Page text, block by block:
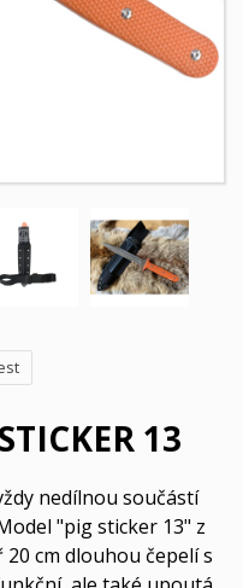
13
nedílnou součástí
"pig sticker 13" z
20 cm dlouhou čepelí s